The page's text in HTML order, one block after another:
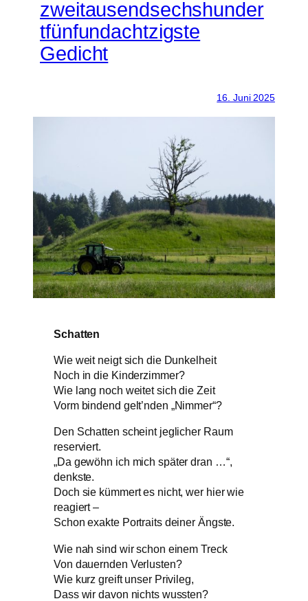
zweitausendsechshunder
tfünfundachtzigste
Gedicht
16. Juni 2025
Schatten
Wie weit neigt sich die Dunkelheit
Noch in die Kinderzimmer?
Wie lang noch weitet sich die Zeit
Vorm bindend gelt’nden „Nimmer“?
Den Schatten scheint jeglicher Raum
reserviert.
„Da gewöhn ich mich später dran …“,
denkste.
Doch sie kümmert es nicht, wer hier wie
reagiert –
Schon exakte Portraits deiner Ängste.
Wie nah sind wir schon einem Treck
Von dauernden Verlusten?
Wie kurz greift unser Privileg,
Dass wir davon nichts wussten?